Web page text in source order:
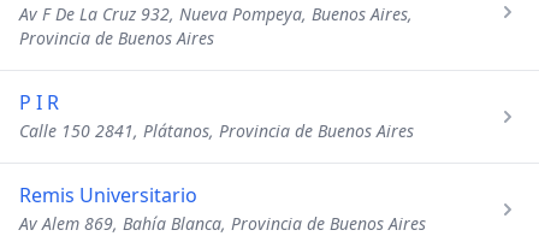
Av F De La Cruz 932, Nueva Pompeya, Buenos Aires,
Provincia de Buenos Aires
P I R
Calle 150 2841, Plátanos, Provincia de Buenos Aires
Remis Universitario
Av Alem 869, Bahía Blanca, Provincia de Buenos Aires